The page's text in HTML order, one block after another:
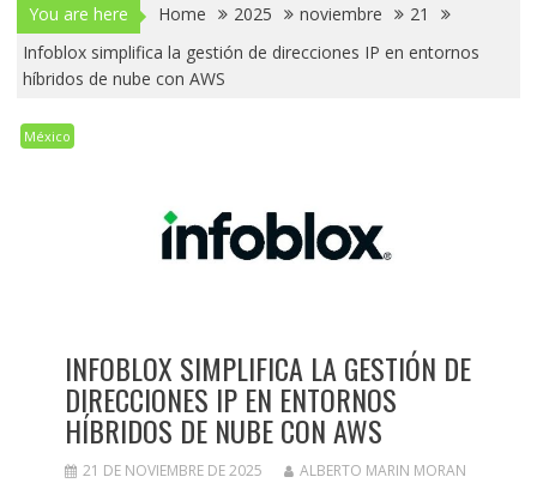
You are here Home 2025 noviembre
21
Infoblox simplifica la gestión de direcciones IP en entornos
híbridos de nube con AWS
México
INFOBLOX SIMPLIFICA LA GESTIÓN DE
DIRECCIONES IP EN ENTORNOS
HÍBRIDOS DE NUBE CON AWS
21 DE NOVIEMBRE DE 2025
ALBERTO MARIN MORAN